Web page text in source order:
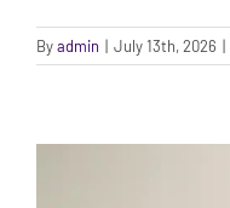
Byadmin | July 13th, 2026 |